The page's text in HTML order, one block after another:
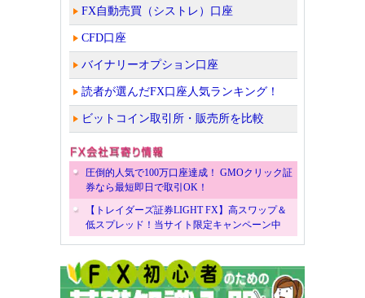
FX自動売買（シストレ）口座
CFD口座
バイナリーオプション口座
読者が選んだFX口座人気ランキング！
ビットコイン取引所・販売所を比較
圧倒的人気で100万口座達成！ GMOクリック証
券なら最短即日で取引OK！
【トレイダーズ証券LIGHT FX】高スワップ＆
低スプレッド！当サイト限定キャンペーン中